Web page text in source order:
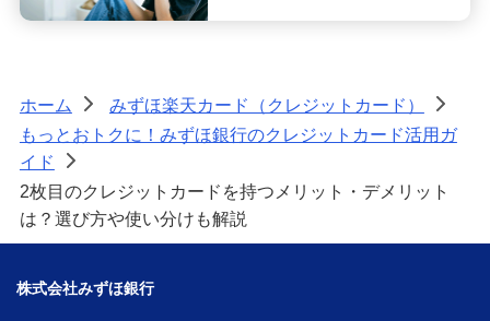
ホーム > みずほ楽天カード（クレジットカード）
>
もっとおトクに！みずほ銀行のクレジットカード活用ガ
イド
>
2枚目のクレジットカードを持つメリット・デメリット
は？選び方や使い分けも解説
株式会社みずほ銀行